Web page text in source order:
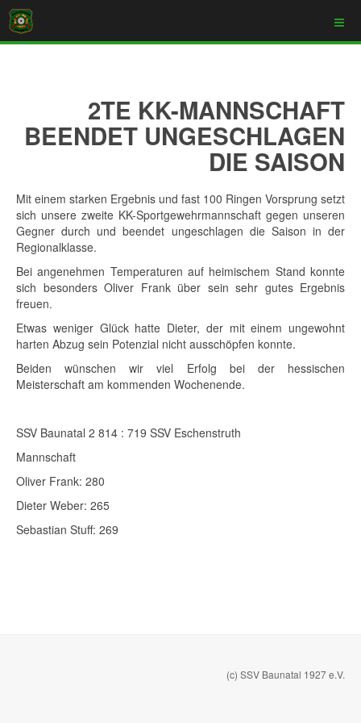
2TE KK-MANNSCHAFT
BEENDET UNGESCHLAGEN
DIE SAISON
Mit einem starken Ergebnis und fast 100 Ringen Vorsprung setzt
sich unsere zweite KK-Sportgewehrmannschaft gegen unseren
Gegner durch und beendet ungeschlagen die Saison in der
Regionalklasse.
Bei angenehmen Temperaturen auf heimischem Stand konnte
sich besonders Oliver Frank über sein sehr gutes Ergebnis
freuen.
Etwas weniger Glück hatte Dieter, der mit einem ungewohnt
harten Abzug sein Potenzial nicht ausschöpfen konnte.
Beiden wünschen wir viel Erfolg bei der hessischen
Meisterschaft am kommenden Wochenende.
SSV Baunatal 2 814 : 719 SSV Eschenstruth
Mannschaft
Oliver Frank: 280
Dieter Weber: 265
Sebastian Stuff: 269
(c) SSV Baunatal 1927 e.V.